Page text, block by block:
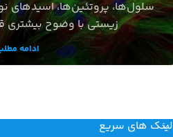
سلول‌ها، پروتئین‌ها، اسیدهای
زیستی با وضوح بیشتری
ادامه
لینک های سریع